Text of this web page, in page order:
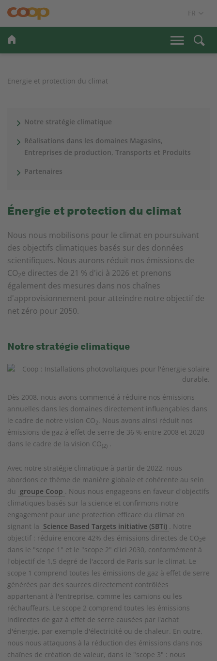
Energie et protection du climat
Notre stratégie climatique
Réalisations dans les domaines Magasins,
Entreprises de production, Transports et Produits
Partenaires
Énergie et protection du climat
Nous nous mobilisons pour le climat en poursuivant
des objectifs climatiques basés sur des données
scientifiques. Nous aurons réduit nos émissions de
CO2e directes de 21 % d'ici à 2026 et prenons
également des mesures dans nos chaînes
d'approvisionnement pour atteindre notre objectif de
net zéro pour 2050.
Notre stratégie climatique
Dès 2008, nous avons commencé à réduire nos émissions
annuelles dans les domaines directement influençables dans
le cadre de notre vision CO2. Nous avons ainsi réduit nos
émissions de gaz à effet de serre de 36 % entre 2008 et 2020
dans le cadre de la vision CO(2) .
Avec notre stratégie climatique à partir de 2022, nous
abordons ce thème de manière globale et cohérente au sein
du groupe Coop . Nous nous engageons en faveur d'objectifs
climatiques basés sur la science et confirmons notre
engagement pour une protection efficace du climat en
signant la Science Based Targets initiative (SBTi) . Notre
objectif : réduire encore 42% des émissions directes de CO2e
dans le "scope 1" et le "scope 2" d'ici 2030, conformément à
l'objectif de 1,5 degré de l'accord de Paris sur le climat. Le
scope 1 comprend toutes les émissions de gaz à effet de serre
générées par des sources directement contrôlées
appartenant à l'entreprise, comme les camions ou les
réchauffeurs. Le scope 2 comprend toutes les émissions
indirectes de gaz à effet de serre causées par l'achat
d'énergie, par exemple d'électricité ou de chaleur. En outre,
nous nous attaquons à la réduction des émissions dans nos
chaînes de création de valeur, dans le "scope 3" : nous